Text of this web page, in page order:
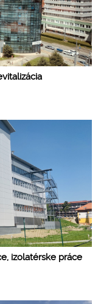
izolatérske práce